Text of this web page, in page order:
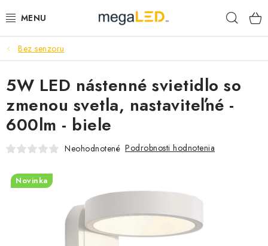
na
PRIEMYSEL
SVIETIDLÁ
ŽIAROVKY A TRUBICE
PRACOVNÉ SVIETIDLÁ
ELEKTROMATERIÁL
SAMSUNG SVIETIDLÁ
Bez senzoru
5W LED nástenné svietidlo so
zmenou svetla, nastaviteľné -
600lm - biele
Neohodnotené Podrobnosti hodnotenia
Novinka